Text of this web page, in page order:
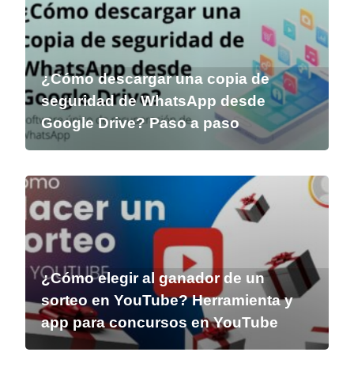
¿Cómo descargar una copia de
seguridad de WhatsApp desde
Google Drive? Paso a paso
¿Cómo elegir al ganador de un
sorteo en YouTube? Herramienta y
app para concursos en YouTube